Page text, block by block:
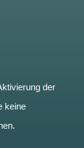
der
keine